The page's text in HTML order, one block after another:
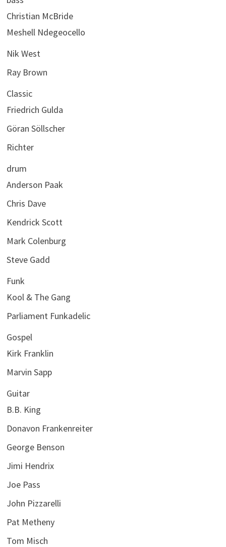
Christian McBride
Meshell Ndegeocello
Nik West
Ray Brown
Classic
Friedrich Gulda
Göran Söllscher
Richter
drum
Anderson Paak
Chris Dave
Kendrick Scott
Mark Colenburg
Steve Gadd
Funk
Kool & The Gang
Parliament Funkadelic
Gospel
Kirk Franklin
Marvin Sapp
Guitar
B.B. King
Donavon Frankenreiter
George Benson
Jimi Hendrix
Joe Pass
John Pizzarelli
Pat Metheny
Tom Misch